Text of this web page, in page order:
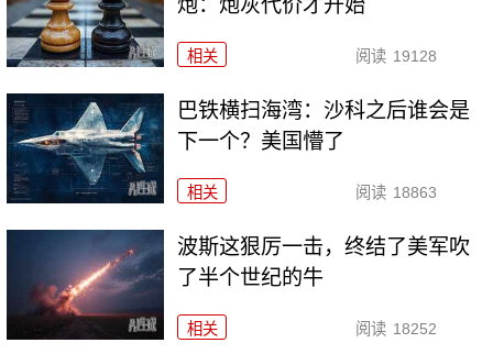
炮：炮灰代价才开始
相关 阅读 19128
巴铁横扫海湾：沙科之后谁会是
下一个？美国懵了
相关 阅读 18863
波斯这狠厉一击，终结了美军吹
了半个世纪的牛
相关 阅读 18252